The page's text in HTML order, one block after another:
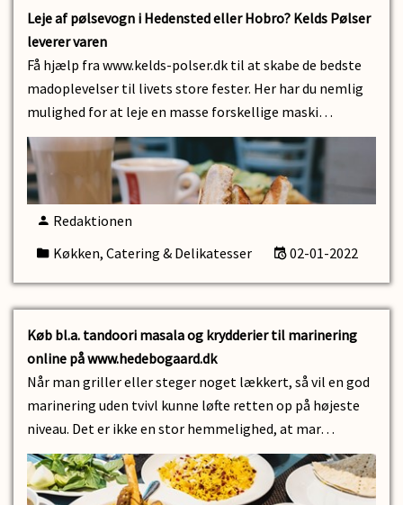
Leje af pølsevogn i Hedensted eller Hobro? Kelds Pølser
leverer varen
Få hjælp fra www.kelds-polser.dk til at skabe de bedste
madoplevelser til livets store fester. Her har du nemlig
mulighed for at leje en masse forskellige maski…
Redaktionen
Køkken, Catering & Delikatesser
02-01-2022
Køb bl.a. tandoori masala og krydderier til marinering
online på www.hedebogaard.dk
Når man griller eller steger noget lækkert, så vil en god
marinering uden tvivl kunne løfte retten op på højeste
niveau. Det er ikke en stor hemmelighed, at mar…